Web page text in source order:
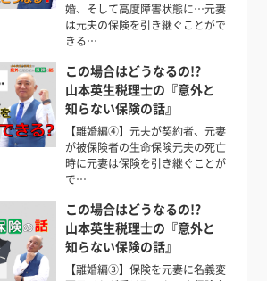
婚、そして高度障害状態に…元妻
は元夫の保険を引き継ぐことがで
きる…
この場合はどうなるの!?
山本英生税理士の『意外と
知らない保険の話』
【離婚編④】元夫が契約者、元妻
が被保険者の生命保険元夫の死亡
時に元妻は保険を引き継ぐことが
で…
この場合はどうなるの!?
山本英生税理士の『意外と
知らない保険の話』
【離婚編③】保険を元妻に名義変